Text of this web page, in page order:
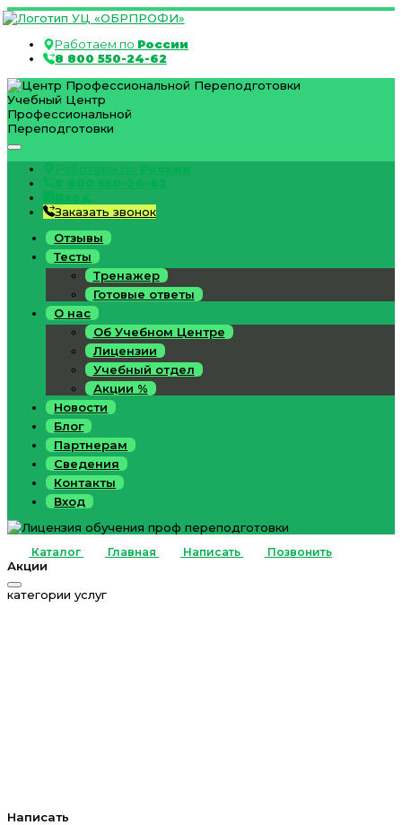
Работаем по России
8 800 550-24-62
Учебный Центр
Профессиональной
Переподготовки
Работаем по России
8 800 550-24-62
Вход
Заказать звонок
Отзывы
Тесты
Тренажер
Готовые ответы
О нас
Об Учебном Центре
Лицензии
Учебный отдел
Акции %
Новости
Блог
Партнерам
Сведения
Контакты
Вход
Каталог Главная Написать Позвонить
Акции
категории услуг
Написать